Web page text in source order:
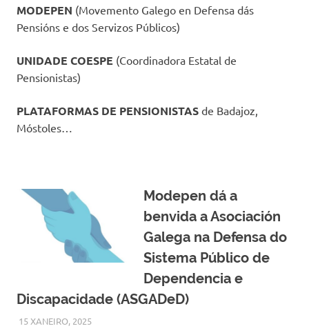
MODEPEN (Movemento Galego en Defensa dás
Pensións e dos Servizos Públicos)
UNIDADE COESPE (Coordinadora Estatal de
Pensionistas)
PLATAFORMAS DE PENSIONISTAS de Badajoz,
Móstoles…
Modepen dá a
benvida a Asociación
Galega na Defensa do
Sistema Público de
Dependencia e
Discapacidade (ASGADeD)
15 XANEIRO, 2025MODEPEN
NOVAS DESTACADAS